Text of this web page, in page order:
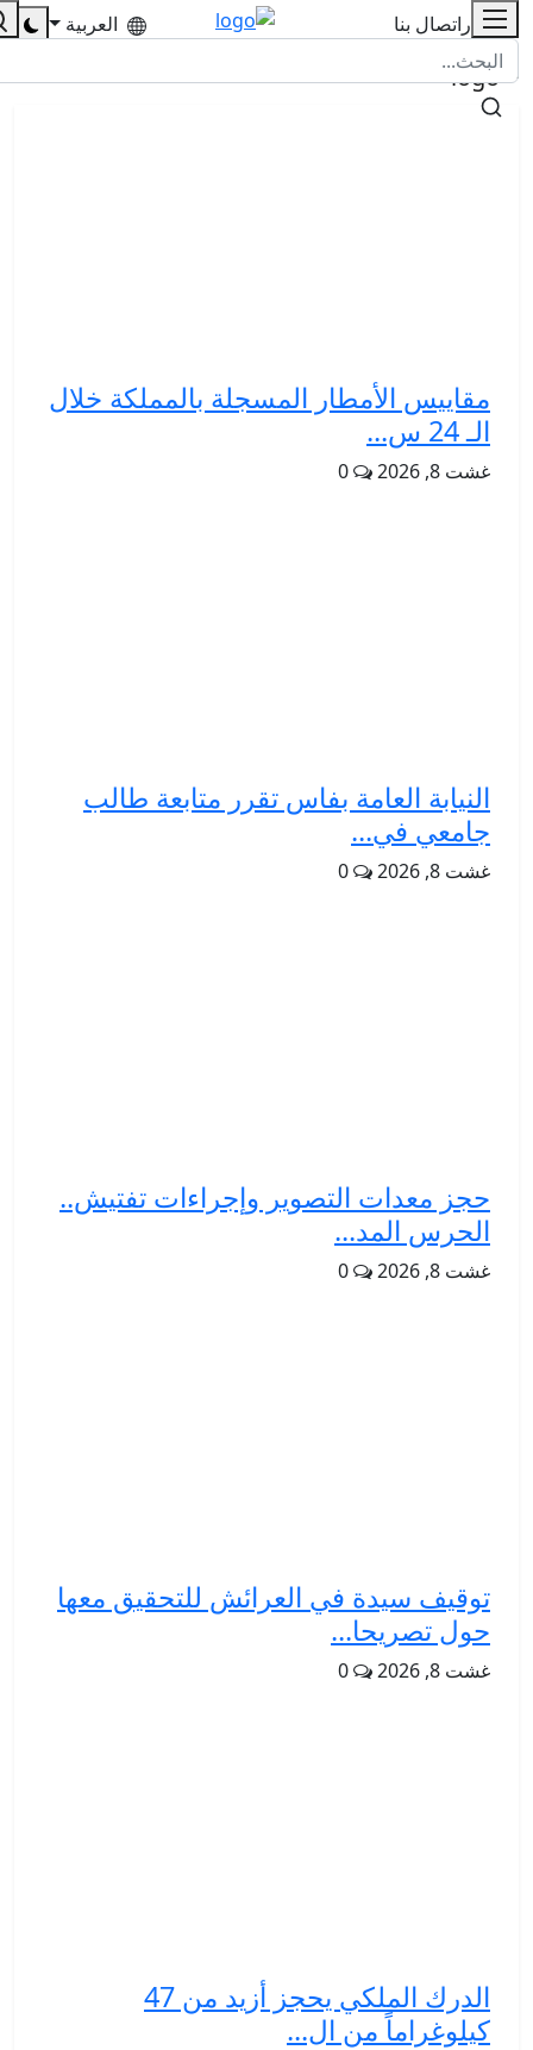
للإشهار اتصال بنا العربية
مقاييس الأمطار المسجلة بالمملكة خلال
الـ 24 س...
غشت 8, 2026 0
النيابة العامة بفاس تقرر متابعة طالب
جامعي في...
غشت 8, 2026 0
حجز معدات التصوير وإجراءات تفتيش..
الحرس المد...
غشت 8, 2026 0
توقيف سيدة في العرائش للتحقيق معها
حول تصريحا...
غشت 8, 2026 0
الدرك الملكي يحجز أزيد من 47
كيلوغراماً من ال...